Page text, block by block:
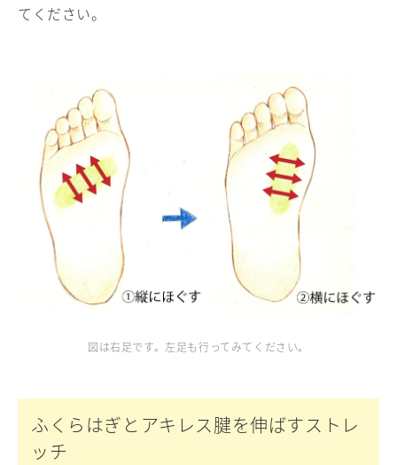
てください。
図は右足です。左足も行ってみてください。
ふくらはぎとアキレス腱を伸ばすストレ
ッチ